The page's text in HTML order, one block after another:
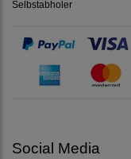
Selbstabholer
Social Media